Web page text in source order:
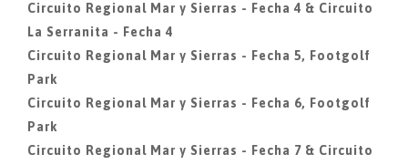
Circuito Regional Mar y Sierras - Fecha 4 & Circuito
La Serranita - Fecha 4
Circuito Regional Mar y Sierras - Fecha 5, Footgolf
Park
Circuito Regional Mar y Sierras - Fecha 6, Footgolf
Park
Circuito Regional Mar y Sierras - Fecha 7 & Circuito